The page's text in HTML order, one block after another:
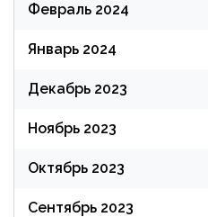
Февраль 2024
Январь 2024
Декабрь 2023
Ноябрь 2023
Октябрь 2023
Сентябрь 2023